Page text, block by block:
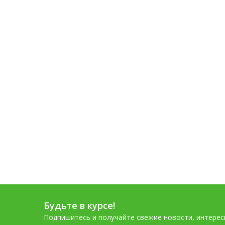
Будьте в курсе!
Подпишитесь и получайте свежие новости,